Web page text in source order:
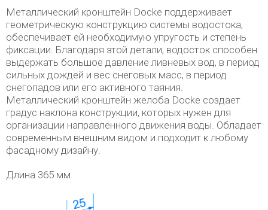
Металлический кронштейн Dосke поддерживает
геометрическую конструкцию системы водостока,
обеспечивает ей необходимую упругость и степень
фиксации. Благодаря этой детали, водосток способен
выдержать большое давление ливневых вод, в период
сильных дождей и вес снеговых масс, в период
снегопадов или его активного таяния.
Металлический кронштейн желоба Dосke создает
градус наклона конструкции, которых нужен для
организации направленного движения воды. Обладает
современным внешним видом и подходит к любому
фасадному дизайну.
Длина 365 мм.